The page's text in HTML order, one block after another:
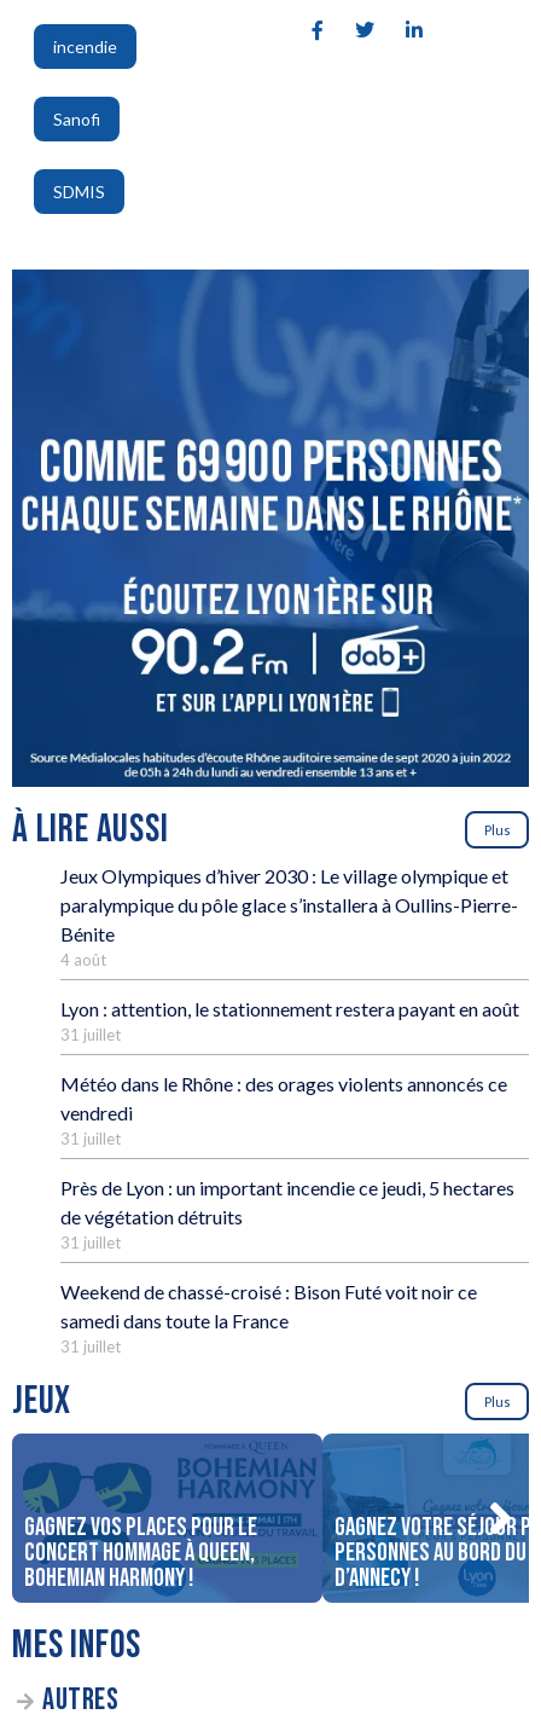
incendie
,
Sanofi
,
SDMIS
À LIRE AUSSI Plus
Jeux Olympiques d’hiver 2030 : Le village olympique et
paralympique du pôle glace s’installera à Oullins-Pierre-
Bénite
4 août
Lyon : attention, le stationnement restera payant en août
31 juillet
Météo dans le Rhône : des orages violents annoncés ce
vendredi
31 juillet
Près de Lyon : un important incendie ce jeudi, 5 hectares
de végétation détruits
31 juillet
Weekend de chassé-croisé : Bison Futé voit noir ce
samedi dans toute la France
31 juillet
JEUX Plus
Gagnez vos places pour le
concert Hommage à Queen,
Bohemian Harmony !
Gagnez votre séjour
personnes au bord du
d’Annecy !
MES INFOS
AUTRES